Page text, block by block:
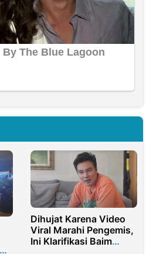
Dihujat Karena Video
Viral Marahi Pengemis,
Ini Klarifikasi Baim